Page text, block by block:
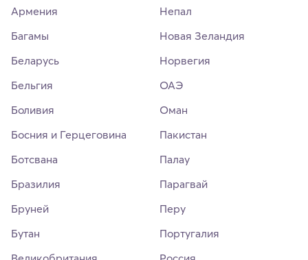
Армения
Багамы
Беларусь
Бельгия
Боливия
Босния и Герцеговина
Ботсвана
Бразилия
Бруней
Бутан
Непал
Новая Зеландия
Норвегия
ОАЭ
Оман
Пакистан
Палау
Парагвай
Перу
Португалия